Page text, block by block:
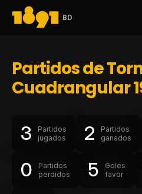
BD
Partidos de
Cuadrangular
3
Partidos
jugados
2
Partidos
ganados
0
Partidos
perdidos
5
Goles
favor